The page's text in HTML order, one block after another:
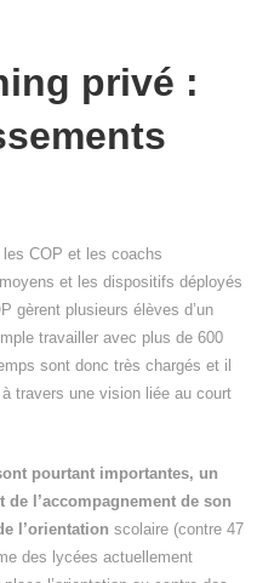
privé :
COP et les coachs
et les dispositifs déployés
gèrent plusieurs élèves d’un
travailler avec plus de 600
sont donc très chargés et il
travers une vision liée au court
pourtant importantes, un
de l’accompagnement de son
l’orientationscolaire (contre 47
des lycées actuellement